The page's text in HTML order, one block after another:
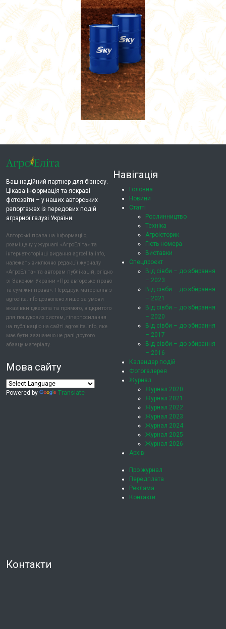
Ваш надійний партнер для бізнесу.
Цікава інформація та яскраві
фотозвіти – у наших авторських
репортажах із передових подій
аграрної галузі України.
Авторські права на інформацію,
розміщену у журналі «АгроЕліта» та
інтернет-сторінці видання agroelita.info,
належать виключно редакції журналу
«АгроЕліта» та авторам публікацій, згідно
зі Законом України «Про авторське право
та суміжні права». Передрук матеріалів з
agroelita.info дозволено лише за умови
вказівки джерела та прямого, відкритого
для пошукових систем, гіперпосилання
на публікацію на сайті agroelita.info, яке
має бути зазначено не далі другого
абзацу матеріалу.
Мова сайту
Powered by Translate
Навігація
Головна
Новини
Статті
Рослинництво
Техніка
Агроісторик
Гість номера
Виставки
Спецпроєкт
Від сівби – до збирання
– 2023
Від сівби – до збирання
– 2021
Від сівби – до збирання
– 2020
Від сівби – до збирання
– 2017
Від сівби – до збирання
– 2016
Календар подій
Фотогалерея
Журнал
Журнал 2020
Журнал 2021
Журнал 2022
Журнал 2023
Журнал 2024
Журнал 2025
Журнал 2026
Архів
Про журнал
Передплата
Реклама
Контакти
Контакти